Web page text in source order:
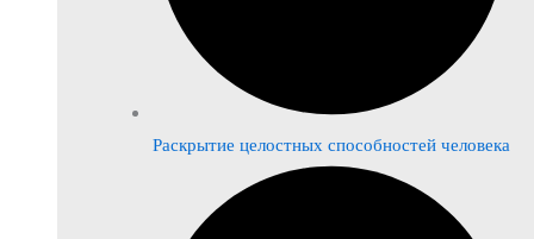
Раскрытие целостных способностей человека